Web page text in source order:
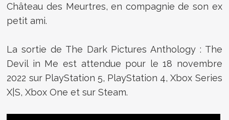
Château des Meurtres, en compagnie de son ex
petit ami.
La sortie de The Dark Pictures Anthology : The
Devil in Me est attendue pour le 18 novembre
2022 sur PlayStation 5, PlayStation 4, Xbox Series
X|S, Xbox One et sur Steam.